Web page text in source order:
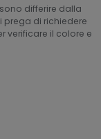
differire dalla
di richiedere
verificare il colore e